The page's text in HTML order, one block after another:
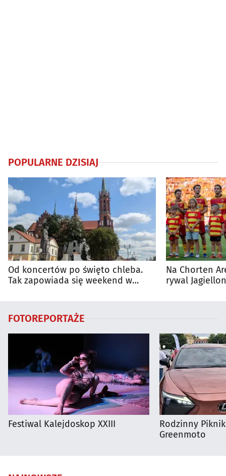
POPULARNE DZISIAJ
Od koncertów po święto chleba.
Tak zapowiada się weekend w
Na Chorten
rywal
FOTOREPORTAŻE
Festiwal Kalejdoskop XXIII
Rodzinny
Greenmoto